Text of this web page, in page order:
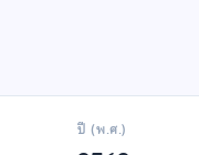
ปี (พ.ศ.)